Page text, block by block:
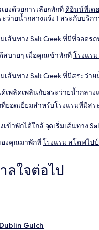
องด้วยการเลือกพักที่ ดิอินน์ที่เด
ะว่ายน้ำกลางแจ้ง 1 สระกับบริก
เส้นทาง Salt Creek ที่มีที่จอดร
สบายๆ เมื่อคุณเข้าพักที่โรงแร
เส้นทาง Salt Creek ที่มีสระว่า
เพลิดเพลินกับสระว่ายน้ำกลาง
ที่ยอดเยี่ยมสำหรับโรงแรมที่มีสร
ข้าพักได้ใกล้ จุดเริ่มเส้นทาง
งคุณมาพักที่โรงแรม สโตฟไป
ลใจต่อไป
Gulch